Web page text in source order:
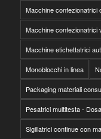
Macchine confezionatrici
Macchine confezionatrici
Macchine etichettatrici
Monoblocchi in linea
Packaging materiali
Pesatrici multitesta -
Sigillatrici continue con